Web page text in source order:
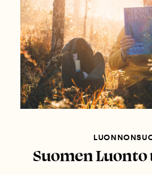
Suomen Luonto